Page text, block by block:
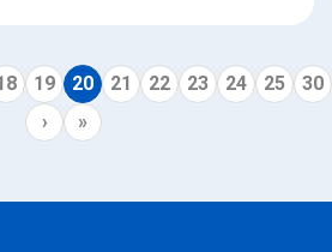
19 20 21 22 23 24 25
30
›
»